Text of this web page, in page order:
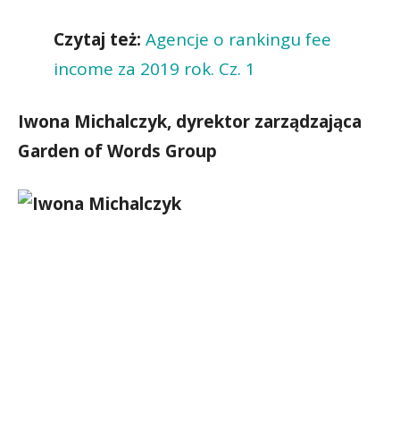
Czytaj też: Agencje o rankingu fee
income za 2019 rok. Cz. 1
Iwona Michalczyk, dyrektor zarządzająca
Garden of Words Group